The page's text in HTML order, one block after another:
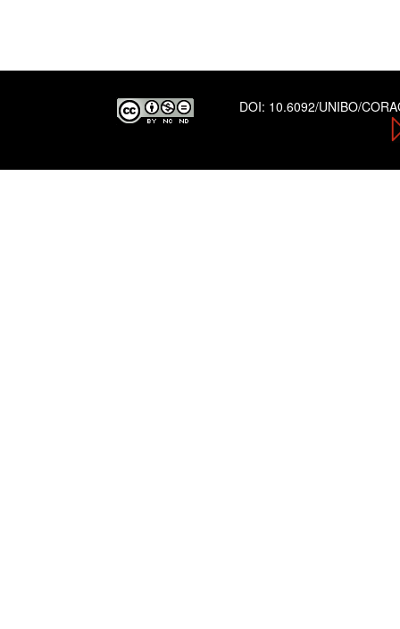
DOI: 10.6092/UNIBO/